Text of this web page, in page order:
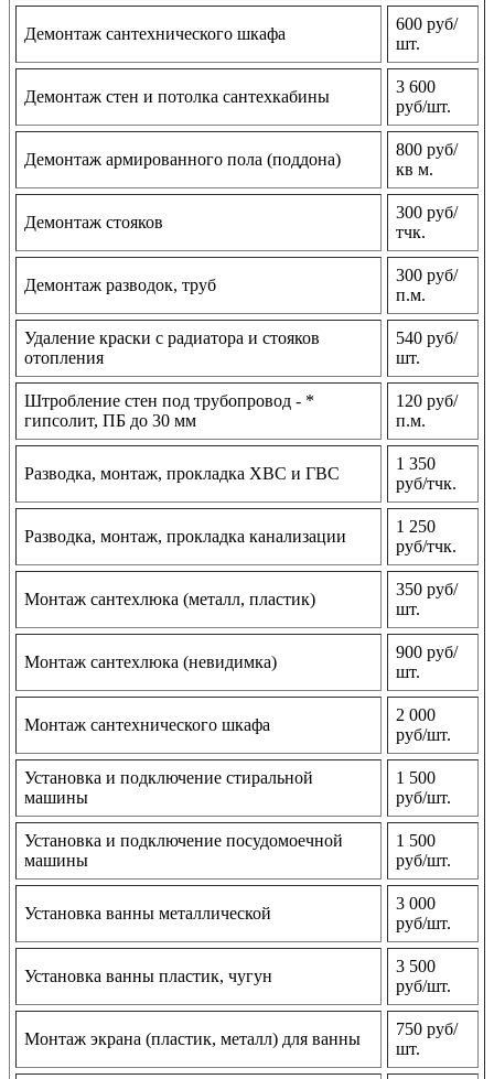
Демонтаж сантехнического шкафа
600 руб/
шт.
Демонтаж стен и потолка сантехкабины
3 600
руб/шт.
Демонтаж армированного пола (поддона)
800 руб/
кв м.
Демонтаж стояков
300 руб/
тчк.
Демонтаж разводок, труб
300 руб/
п.м.
Удаление краски с радиатора и стояков
отопления
540 руб/
шт.
Штробление стен под трубопровод - *
гипсолит, ПБ до 30 мм
120 руб/
п.м.
Разводка, монтаж, прокладка ХВС и ГВС
1 350
руб/тчк.
Разводка, монтаж, прокладка канализации
1 250
руб/тчк.
Монтаж сантехлюка (металл, пластик)
350 руб/
шт.
Монтаж сантехлюка (невидимка)
900 руб/
шт.
Монтаж сантехнического шкафа
2 000
руб/шт.
Установка и подключение стиральной
машины
1 500
руб/шт.
Установка и подключение посудомоечной
машины
1 500
руб/шт.
Установка ванны металлической
3 000
руб/шт.
Установка ванны пластик, чугун
3 500
руб/шт.
Монтаж экрана (пластик, металл) для ванны
750 руб/
шт.